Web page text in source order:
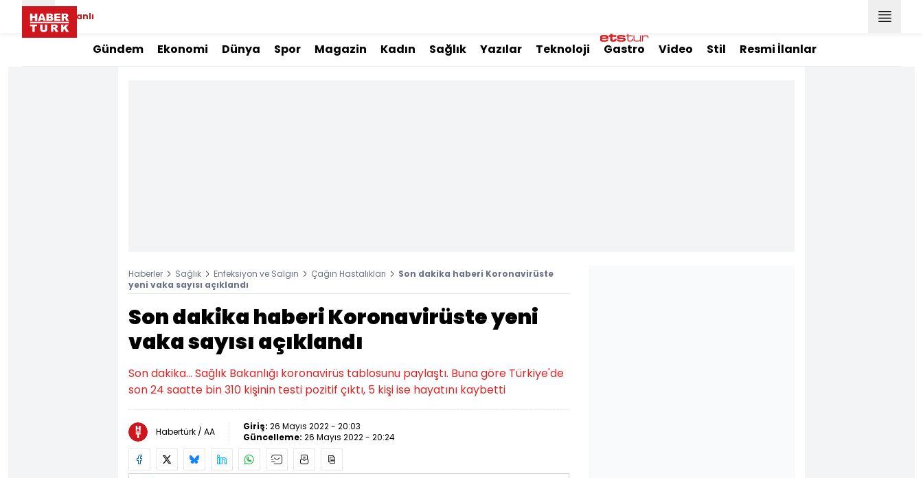
Canlı
Gündem Ekonomi Dünya Spor Magazin Kadın Sağlık Yazılar Teknoloji Gastro Video Stil Resmi İlanlar
Haberler Sağlık Enfeksiyon ve Salgın Çağın Hastalıkları
Son dakika haberi Koronavirüste
yeni vaka sayısı açıklandı
Son dakika haberi Koronavirüste yeni
vaka sayısı açıklandı
Son dakika... Sağlık Bakanlığı koronavirüs tablosunu paylaştı. Buna göre Türkiye'de
son 24 saatte bin 310 kişinin testi pozitif çıktı, 5 kişi ise hayatını kaybetti
Habertürk / AA Giriş: 26 Mayıs 2022 - 20:03
Güncelleme: 26 Mayıs 2022 - 20:24